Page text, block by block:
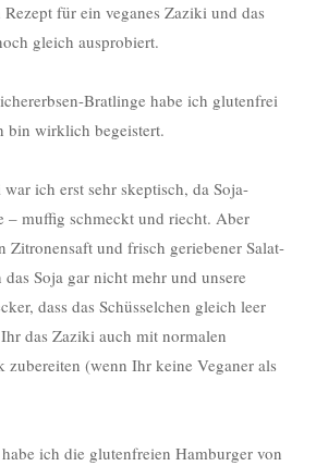
für ein veganes Zaziki und das
gleich ausprobiert.
Bratlinge habe ich glutenfrei
bin wirklich begeistert.
ich erst sehr skeptisch, da Soja-
– muffig schmeckt und riecht. Aber
Zitronensaft und frisch geriebener Salat-
Soja gar nicht mehr und unsere
dass das Schüsselchen gleich leer
das Zaziki auch mit normalen
zubereiten (wenn Ihr keine Veganer als
ich die glutenfreien Hamburger von